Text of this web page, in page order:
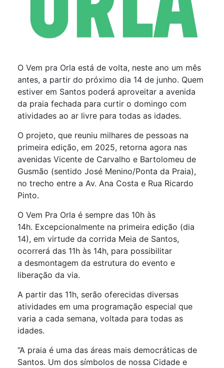
O Vem pra Orla está de volta, neste ano um mês
antes, a partir do próximo dia 14 de junho. Quem
estiver em Santos poderá aproveitar a avenida
da praia fechada para curtir o domingo com
atividades ao ar livre para todas as idades.
O projeto, que reuniu milhares de pessoas na
primeira edição, em 2025, retorna agora nas
avenidas Vicente de Carvalho e Bartolomeu de
Gusmão (sentido José Menino/Ponta da Praia),
no trecho entre a Av. Ana Costa e Rua Ricardo
Pinto.
O Vem Pra Orla é sempre das 10h às
14h. Excepcionalmente na primeira edição (dia
14), em virtude da corrida Meia de Santos,
ocorrerá das 11h às 14h, para possibilitar
a desmontagem da estrutura do evento e
liberação da via.
A partir das 11h, serão oferecidas diversas
atividades em uma programação especial que
varia a cada semana, voltada para todas as
idades.
“A praia é uma das áreas mais democráticas de
Santos. Um dos símbolos de nossa Cidade e